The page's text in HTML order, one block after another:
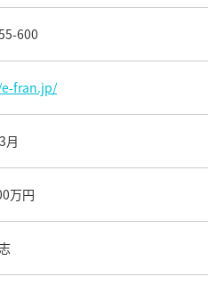
600
fran.jp/
月
万円